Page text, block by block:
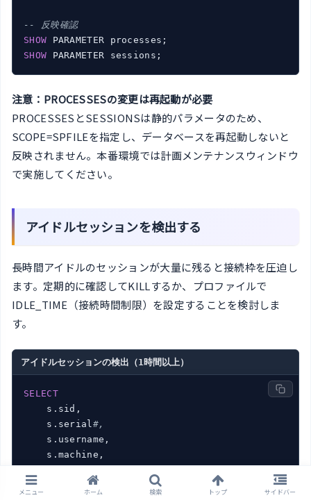
-- 反映確認
SHOW
SHOW
注意：PROCESSESの変更は再起動が必要
PROCESSESとSESSIONSは静的パラメータのため、
SCOPE=SPFILEを指定し、データベースを再起動しないと
反映されません。本番環境では計画メンテナンスウィンドウ
で実施してください。
アイドルセッションを検出する
長時間アイドルのセッションが大量に残ると接続枠を圧迫し
ます。定期的に確認してKILLするか、プロファイルで
IDLE_TIME（接続時間制限）を設定することを検討しま
す。
アイドルセッションの検出（1時間以上）
SELECT
    s.sid,
    s.serial
#,
    s.username,
    s.machine,
(s.last_call_et / , 1)
メニュー ホーム 検索 トップ サイドバー